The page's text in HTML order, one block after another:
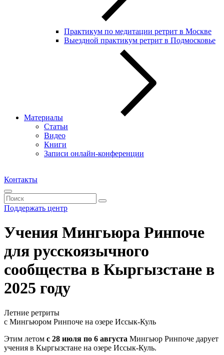
Практикум по медитации ретрит в Москве
Выездной практикум ретрит в Подмосковье
Материалы
Статьи
Видео
Книги
Записи онлайн-конференции
Контакты
Поддержать центр
Учения Мингьюра Ринпоче
для русскоязычного
сообщества в Кыргызстане в
2025 году
Летние ретриты
с Мингьюром Ринпоче на озере Иссык-Куль
Этим летом с 28 июля по 6 августа Мингьюр Ринпоче дарует
учения в Кыргызстане на озере Иссык-Куль.